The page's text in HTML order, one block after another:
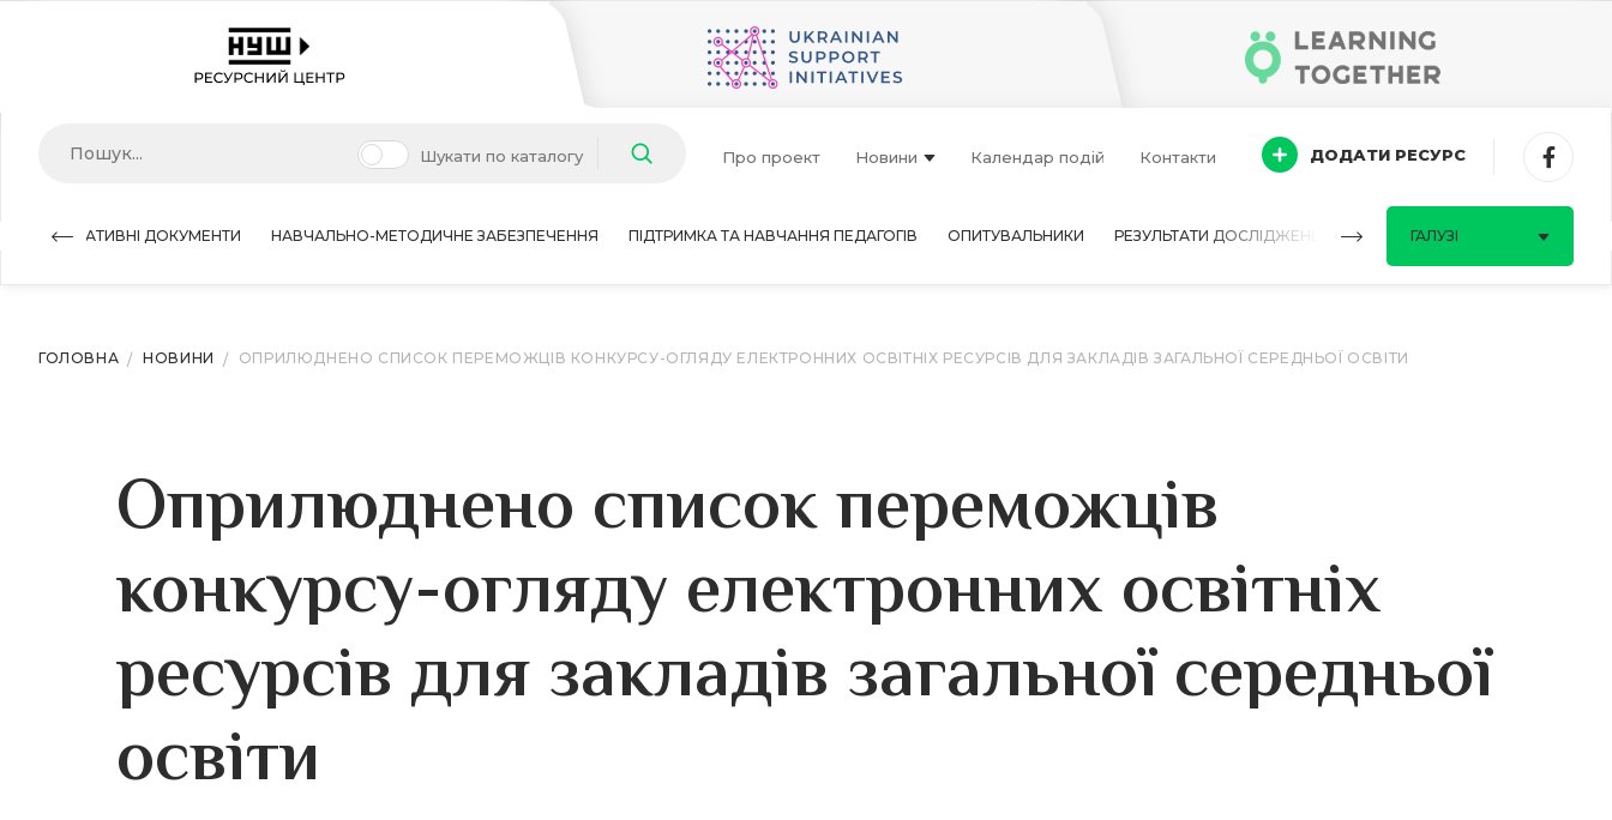
Шукати по каталогу Про проект Новини Календар подій Контакти ДОДАТИ РЕСУРС
НОРМАТИВНІ ДОКУМЕНТИ НАВЧАЛЬНО-МЕТОДИЧНЕ ЗАБЕЗПЕЧЕННЯ ПІДТРИМКА ТА НАВЧАННЯ ПЕДАГОГІВ ОПИТУВАЛЬНИКИ РЕЗУЛЬТАТИ ДОСЛІДЖЕНЬ ПИТАННЯ-ВІДПОВІДІ
ГАЛУЗІ
ГОЛОВНА НОВИНИ ОПРИЛЮДНЕНО СПИСОК ПЕРЕМОЖЦІВ КОНКУРСУ-ОГЛЯДУ ЕЛЕКТРОННИХ ОСВІТНІХ РЕСУРСІВ ДЛЯ ЗАКЛАДІВ ЗАГАЛЬНОЇ СЕРЕДНЬОЇ ОСВІТИ
Оприлюднено список переможців
конкурсу-огляду електронних освітніх
ресурсів для закладів загальної середньої
освіти